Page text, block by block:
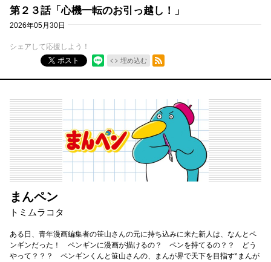
第２３話「心機一転のお引っ越し！」
2026年05月30日
シェアして応援しよう！
ポスト
埋め込む
RSSフィード
まんペン
トミムラコタ
ある日、青年漫画編集者の笹山さんの元に持ち込みに来た新人は、なんとペ
ンギンだった！ ペンギンに漫画が描けるの？ ペンを持てるの？？ どう
やって？？？ ペンギンくんと笹山さんの、まんが界で天下を目指す‶まんが